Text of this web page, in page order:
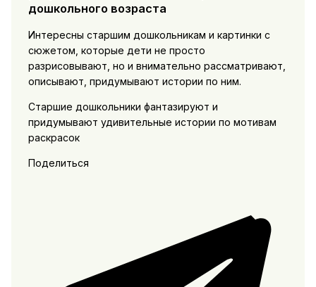
дошкольного возраста
Интересны старшим дошкольникам и картинки с
сюжетом, которые дети не просто
разрисовывают, но и внимательно рассматривают,
описывают, придумывают истории по ним.
Старшие дошкольники фантазируют и
придумывают удивительные истории по мотивам
раскрасок
Поделиться